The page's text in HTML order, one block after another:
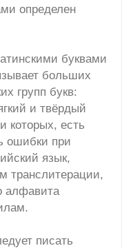
определен
буквами
больших
групп букв:
и твёрдый
которых, есть
ошибки при
язык,
транслитерации,
алфавита
писать